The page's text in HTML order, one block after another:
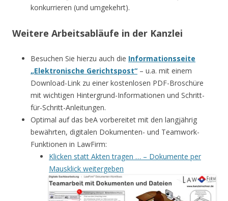
konkurrieren (und umgekehrt).
Weitere Arbeitsabläufe in der Kanzlei
Besuchen Sie hierzu auch die Informationsseite
„Elektronische Gerichtspost“ – u.a. mit einem
Download-Link zu einer kostenlosen PDF-Broschüre
mit wichtigen Hintergrund-Informationen und Schritt-
für-Schritt-Anleitungen.
Optimal auf das beA vorbereitet mit den langjährig
bewährten, digitalen Dokumenten- und Teamwork-
Funktionen in LawFirm:
Klicken statt Akten tragen … – Dokumente per
Mausklick weitergeben